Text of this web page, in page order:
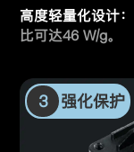
高度轻量化设计：
比可达46 W/g。
3 强化保护